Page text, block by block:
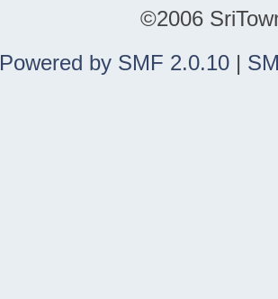
©2006
Powered by SMF 2.0.10|